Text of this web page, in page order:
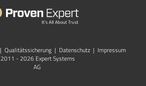
| Qualitätssicherung | Datenschutz | Impressum
2011 - 2026 Expert Systems
AG